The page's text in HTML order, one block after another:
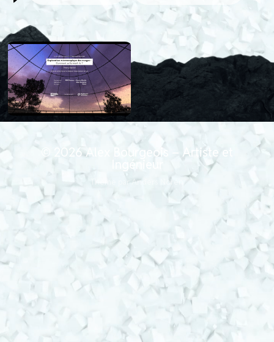
© 2026Alex Bourgeois – Artiste et
Ingénieur
Thème par Anders Norén